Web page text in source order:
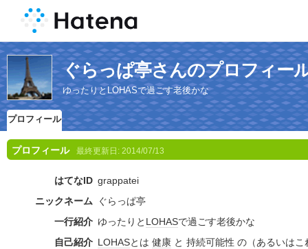
ぐらっぱ亭さんのプロフィー
ゆったりとLOHASで過ごす老後かな
プロフィール
プロフィール 最終更新日: 2014/07/13
はてなID grappatei
ニックネーム
ぐらっぱ亭
一行紹介 ゆったりと LOHASで過ごす老後かな
自己紹介 LOHASとは 健康 と 持続可能性 の（あるいは